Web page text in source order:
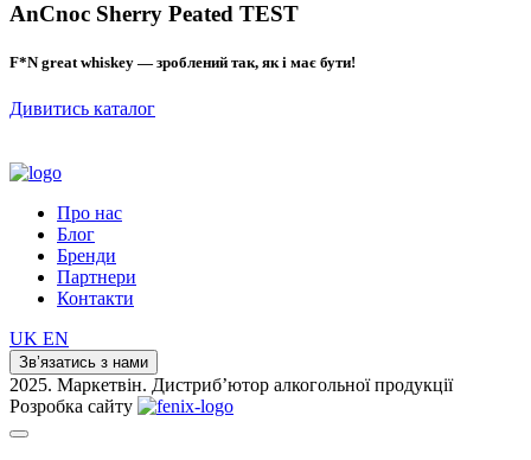
AnCnoc Sherry Peated TEST
F*N great whiskey — зроблений так, як і має бути!
Дивитись каталог
Про нас
Блог
Бренди
Партнери
Контакти
UK EN
Зв’язатись з нами
2025. Маркетвін. Дистриб’ютор алкогольної продукції
Розробка сайту